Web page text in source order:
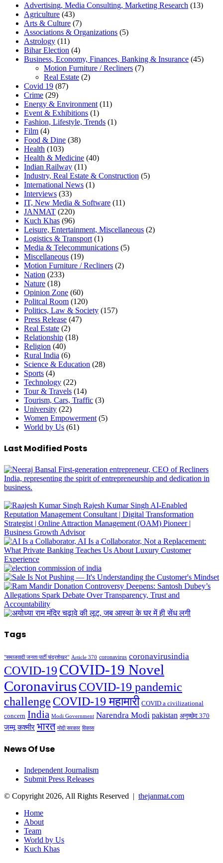
Advertising, Media Consulting, Marketing Research (13)
Agriculture (43)
Arts & Culture (7)
Associations & Organizations (5)
Astrology (11)
Bihar Election (4)
Business, Economy, Finances, Banking & Insurance (45)
Motion Furniture / Recliners (7)
Real Estate (2)
Covid 19 (87)
Crime (29)
Energy & Environment (11)
Event & Exhibitions (1)
Fashion, Lifestyle, Trends (1)
Film (4)
Food & Dine (38)
Health (103)
Health & Medicine (40)
Indian Railway (11)
Industry, Real Estate & Construction (5)
International News (1)
Interviews (33)
IT, New Media & Software (11)
JANMAT (220)
Kuch Khas (96)
Leisure, Entertainment, Miscellaneous (2)
Logistics & Transport (1)
Media & Telecommunications (5)
Miscellaneous (19)
Motion Furniture / Recliners (2)
Nation (233)
Nature (18)
Opinion Zone (60)
Politcal Room (120)
Politics, Law & Society (157)
Press Release (47)
Real Estate (2)
Relationship (18)
Religion (40)
Rural India (6)
Science & Education (28)
Sports (4)
Technology (22)
Tour & Travels (14)
Tourism, Cars, Traffic (3)
University (22)
Women Empowerment (5)
World by Us (61)
Last Modified Posts
Tags
"समाजवादी जनता पार्टी चंद्रशेखर" Article 370 coronavirus coronavirusindia
COVID-19 COVID-19 Novel
CoronavirusCOVID-19 pandemic
challenge COVID-19 महामारी COVID a civilizational
concern India Modi Government Narendra Modi pakistan अनुच्छेद 370
जम्मू कश्मीर भारत मोदी सरकार विकास
News Of Use
Independent Journalism
Submit Press Releases
© Copyright 2026, All Rights Reserved | thejanmat.com
Home
About
Team
World by Us
Kuch Khas